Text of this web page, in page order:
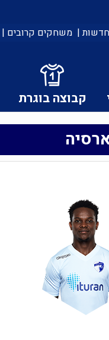
| משחקים קרובים |
קבוצה בוגרת